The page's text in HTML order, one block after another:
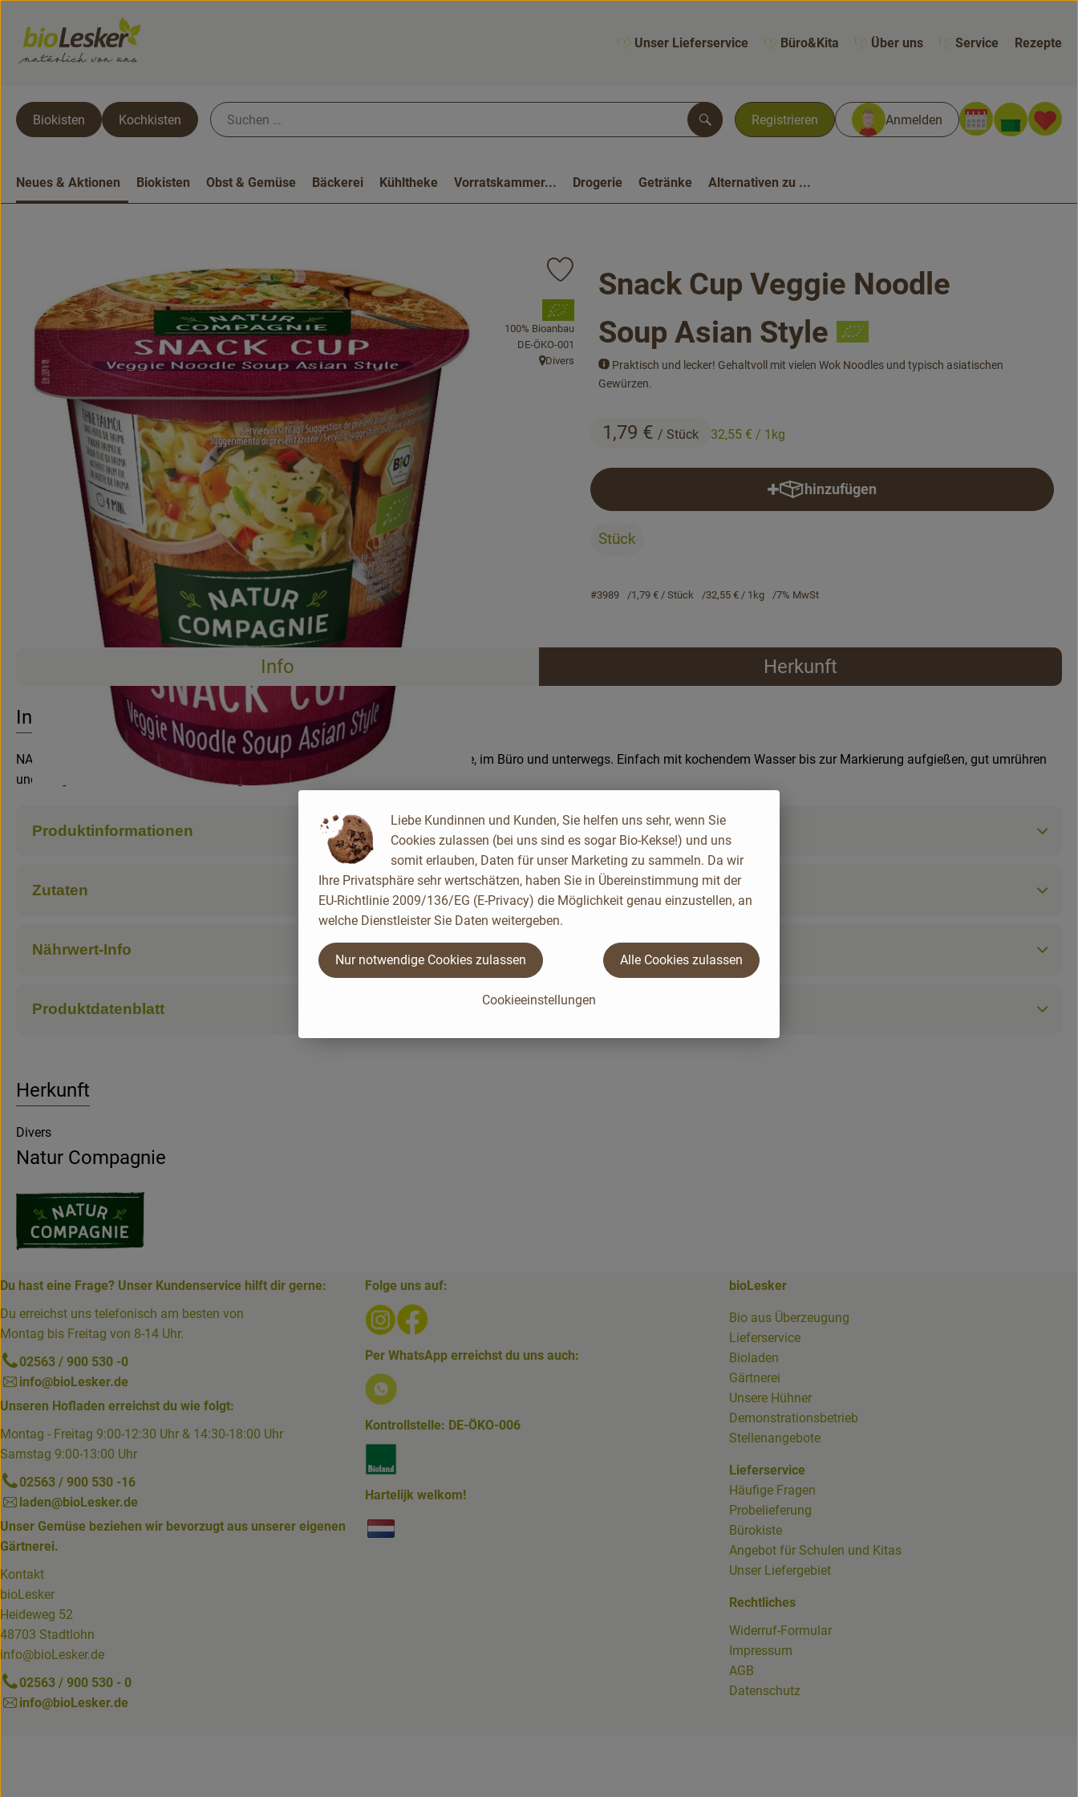
Unser Lieferservice Büro&Kita Über uns Service Rezepte
Registrieren Anmelden
Suchen
Biokisten Kochkisten
Neues & Aktionen Biokisten Obst & Gemüse Bäckerei Kühltheke Vorratskammer... Drogerie Getränke Alternativen zu ...
Snack Cup Veggie Noodle
Soup Asian Style
Praktisch und lecker! Gehaltvoll mit vielen Wok Noodles und typisch asiatischen
Gewürzen.
1,79 € / Stück 32,55 € / 1kg
Produkt zu Favouriten hinzufügen
, Verband:
100% Bioanbau
, Kontrollstelle:
DE-ÖKO-001
, Herkunft:
Divers
hinzufügen
Produkt zum Warenkorb hinzufügen
Stück
#3989 1,79 € / Stück 32,55 € / 1kg 7% MwSt
Rezepte
Info
Herkunft
Entdecke passende RezepteEs wurden keine passenden Rezepte gefunden.
Info
NATUR COMPAGNIE Snack Cups sind eine ideale Zwischenmahlzeit für zu Hause, im Büro und unterwegs. Einfach mit kochendem Wasser bis zur Markierung aufgießen, gut umrühren
und einige Minuten ziehen lassen - fertig.
Produktinformationen
Zutaten
Nährwert-Info
Produktdatenblatt
Herkunft
Divers
Natur Compagnie
Du hast eine Frage? Unser Kundenservice hilft dir gerne:
Du erreichst uns telefonisch am besten von
Montag bis Freitag von 8-14 Uhr.
02563 / 900 530 -0
info@bioLesker.de
Unseren Hofladen erreichst du wie folgt:
Montag - Freitag 9:00-12:30 Uhr & 14:30-18:00 Uhr
Samstag 9:00-13:00 Uhr
02563 / 900 530 -16
laden@bioLesker.de
Unser Gemüse beziehen wir bevorzugt aus unserer eigenen
Gärtnerei.
Kontakt
bioLesker
Heideweg 52
48703 Stadtlohn
info@bioLesker.de
02563 / 900 530 - 0
info@bioLesker.de
Folge uns auf:
Externer Link zu https://www.instagram.com/biolesker/
Externer Link zu https://www.facebook.com/bioLesker
Per WhatsApp erreichst du uns auch:
Externer Link zu https://www.biolesker.de/lieferservice/whatsapp.html
Kontrollstelle: DE-ÖKO-006
Hartelijk welkom!
Externer Link zu https://www.biolesker.de/unterseiten/bioladenNL.html
bioLesker
Bio aus Überzeugung
Lieferservice
Bioladen
Gärtnerei
Unsere Hühner
Demonstrationsbetrieb
Stellenangebote
Lieferservice
Häufige Fragen
Probelieferung
Bürokiste
Angebot für Schulen und Kitas
Unser Liefergebiet
Rechtliches
Widerruf-Formular
Impressum
AGB
Datenschutz
Liebe Kundinnen und Kunden, Sie helfen uns sehr, wenn Sie
Cookies zulassen (bei uns sind es sogar Bio-Kekse!) und uns
somit erlauben, Daten für unser Marketing zu sammeln. Da wir
Ihre Privatsphäre sehr wertschätzen, haben Sie in Übereinstimmung mit der
EU-Richtlinie 2009/136/EG (E-Privacy) die Möglichkeit genau einzustellen, an
welche Dienstleister Sie Daten weitergeben.
Cookieeinstellungen
Nur notwendige Cookies zulassen Alle Cookies zulassen